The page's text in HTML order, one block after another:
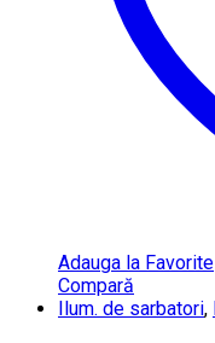
Adauga la Favorite
Compară
Ilum. de sarbatori,